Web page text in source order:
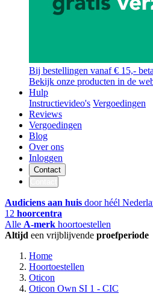
Bij bestellingen vanaf € 15,-
Bekijk onze producten in de
Hulp
Instructievideo's Vergoedingen
Reviews
Vergoedingen
Blog
Over ons
Inloggen
Contact
Audiciens aan huis door héél
12 hoorcentra
Alle A-merk hoortoestellen
Altijd een vrijblijvende proefperiode
Home
Hoortoestellen
Oticon
Oticon Own SI 1 - CIC